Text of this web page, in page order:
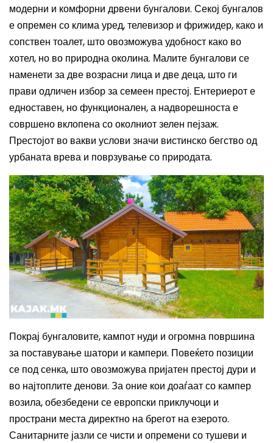
модерни и комфорни дрвени бунгалови. Секој бунгалов
е опремен со клима уред, телевизор и фрижидер, како и
сопствен тоалет, што овозможува удобност како во
хотел, но во природна околина. Малите бунгалови се
наменети за две возрасни лица и две деца, што ги
прави одличен избор за семеен престој. Ентериерот е
едноставен, но функционален, а надворешноста е
совршено вклопена со околниот зелен пејзаж.
Престојот во вакви услови значи вистинско бегство од
урбаната врева и поврзување со природата.
Покрај бунгаловите, кампот нуди и огромна површина
за поставување шатори и кампери. Повеќето позиции
се под сенка, што овозможува пријатен престој дури и
во најтоплите денови. За оние кои доаѓаат со кампер
возила, обезбедени се европски приклучоци и
пространи места директно на брегот на езерото.
Санитарните јазли се чисти и опремени со тушеви и